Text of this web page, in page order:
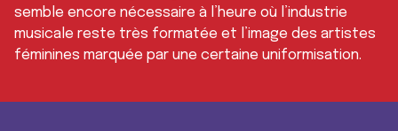
semble encore nécessaire à l’heure où l’industrie
musicale reste très formatée et l’image des artistes
féminines marquée par une certaine uniformisation.